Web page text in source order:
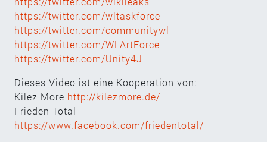
https://twitter.com/wltaskforce
https://twitter.com/communitywl
https://twitter.com/WLArtForce
https://twitter.com/Unity4J
Dieses Video ist eine Kooperation von:
Kilez More http://kilezmore.de/
Frieden Total
https://www.facebook.com/friedentotal/